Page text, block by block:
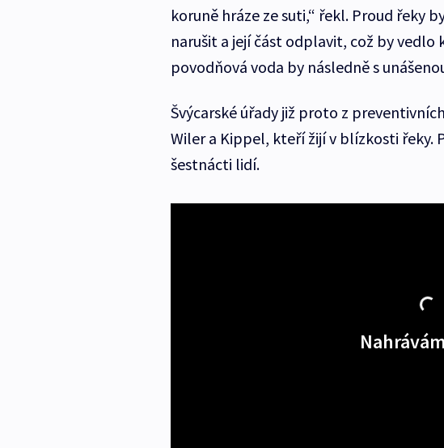
koruně hráze ze suti,“ řekl. Proud řeky
narušit a její část odplavit, což by vedlo
povodňová voda by následně s
Švýcarské úřady již proto z
Wiler a Kippel, kteří žijí v blízkosti řeky.
šestnácti lidí.